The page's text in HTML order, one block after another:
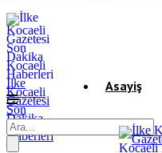
İlke
Kocaeli
Gazetesi
Son
Dakika
Kocaeli
Haberleri
Asayiş
Gündem